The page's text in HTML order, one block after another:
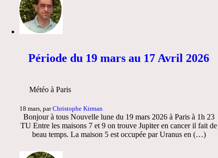
Période du 19 mars au 17 Avril 2026
Météo à Paris
18 mars, parChristophe Kirman
Bonjour à tous Nouvelle lune du 19 mars 2026 à Paris à 1h 23
TU Entre les maisons 7 et 9 on trouve Jupiter en cancer il fait de
beau temps. La maison 5 est occupée par Uranus en (…)